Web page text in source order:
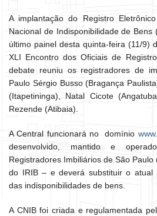
A implantação do Registro
Nacional de Indisponibilidade de
último painel desta quinta-feira (11/9)
XLI Encontro dos Oficiais de
debate reuniu os registradores de
Paulo Sérgio Busso (Bragança
(Itapetininga), Natal Cicote
Rezende (Atibaia).
A Central funcionará no domínio
desenvolvido, mantido e
Registradores Imbiliários de São
do IRIB – e deverá substituir o atual
das indisponibilidades de bens.
A CNIB foi criada e regulamentada